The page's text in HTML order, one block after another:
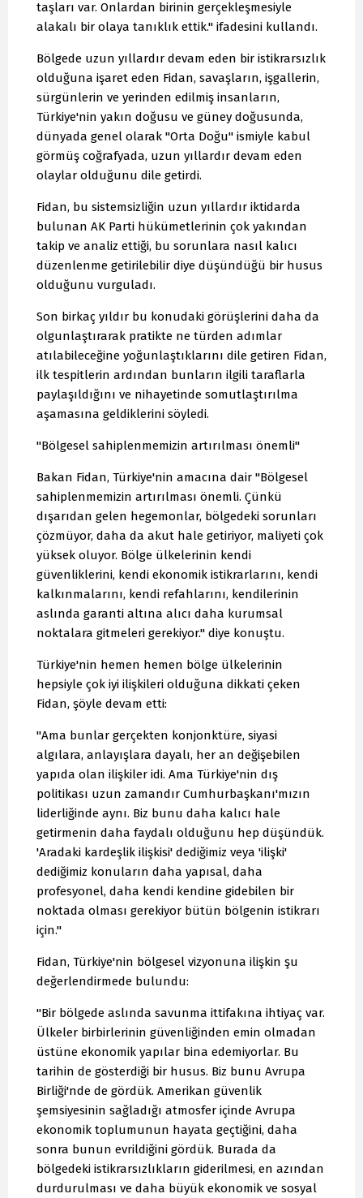
taşları var. Onlardan birinin gerçekleşmesiyle
alakalı bir olaya tanıklık ettik." ifadesini kullandı.
Bölgede uzun yıllardır devam eden bir istikrarsızlık
olduğuna işaret eden Fidan, savaşların, işgallerin,
sürgünlerin ve yerinden edilmiş insanların,
Türkiye'nin yakın doğusu ve güney doğusunda,
dünyada genel olarak "Orta Doğu" ismiyle kabul
görmüş coğrafyada, uzun yıllardır devam eden
olaylar olduğunu dile getirdi.
Fidan, bu sistemsizliğin uzun yıllardır iktidarda
bulunan AK Parti hükümetlerinin çok yakından
takip ve analiz ettiği, bu sorunlara nasıl kalıcı
düzenlenme getirilebilir diye düşündüğü bir husus
olduğunu vurguladı.
Son birkaç yıldır bu konudaki görüşlerini daha da
olgunlaştırarak pratikte ne türden adımlar
atılabileceğine yoğunlaştıklarını dile getiren Fidan,
ilk tespitlerin ardından bunların ilgili taraflarla
paylaşıldığını ve nihayetinde somutlaştırılma
aşamasına geldiklerini söyledi.
"Bölgesel sahiplenmemizin artırılması önemli"
Bakan Fidan, Türkiye'nin amacına dair "Bölgesel
sahiplenmemizin artırılması önemli. Çünkü
dışarıdan gelen hegemonlar, bölgedeki sorunları
çözmüyor, daha da akut hale getiriyor, maliyeti çok
yüksek oluyor. Bölge ülkelerinin kendi
güvenliklerini, kendi ekonomik istikrarlarını, kendi
kalkınmalarını, kendi refahlarını, kendilerinin
aslında garanti altına alıcı daha kurumsal
noktalara gitmeleri gerekiyor." diye konuştu.
Türkiye'nin hemen hemen bölge ülkelerinin
hepsiyle çok iyi ilişkileri olduğuna dikkati çeken
Fidan, şöyle devam etti:
"Ama bunlar gerçekten konjonktüre, siyasi
algılara, anlayışlara dayalı, her an değişebilen
yapıda olan ilişkiler idi. Ama Türkiye'nin dış
politikası uzun zamandır Cumhurbaşkanı'mızın
liderliğinde aynı. Biz bunu daha kalıcı hale
getirmenin daha faydalı olduğunu hep düşündük.
'Aradaki kardeşlik ilişkisi' dediğimiz veya 'ilişki'
dediğimiz konuların daha yapısal, daha
profesyonel, daha kendi kendine gidebilen bir
noktada olması gerekiyor bütün bölgenin istikrarı
için."
Fidan, Türkiye'nin bölgesel vizyonuna ilişkin şu
değerlendirmede bulundu:
"Bir bölgede aslında savunma ittifakına ihtiyaç var.
Ülkeler birbirlerinin güvenliğinden emin olmadan
üstüne ekonomik yapılar bina edemiyorlar. Bu
tarihin de gösterdiği bir husus. Biz bunu Avrupa
Birliği'nde de gördük. Amerikan güvenlik
şemsiyesinin sağladığı atmosfer içinde Avrupa
ekonomik toplumunun hayata geçtiğini, daha
sonra bunun evrildiğini gördük. Burada da
bölgedeki istikrarsızlıkların giderilmesi, en azından
durdurulması ve daha büyük ekonomik ve sosyal